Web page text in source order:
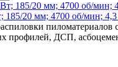
20 мм; 4700 об/мин; 4,3
пиломатериалов
профилей, ДСП,